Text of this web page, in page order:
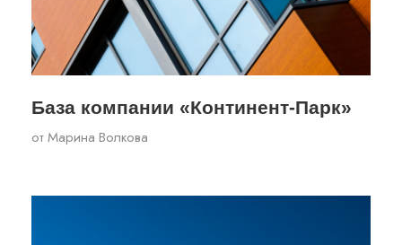
База компании «Континент-Парк»
отМарина Волкова